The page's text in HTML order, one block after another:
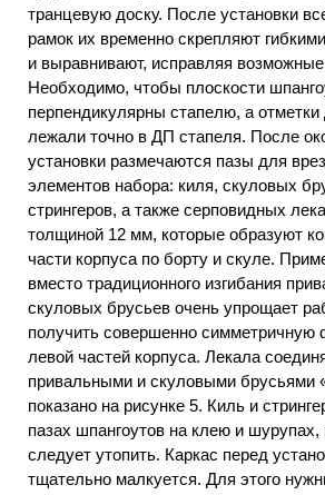
транцевую доску. После установки
рамок их временно скрепляют
и выравнивают, исправляя
Необходимо, чтобы плоскости
перпендикулярны стапелю, а
лежали точно в ДП стапеля. После
установки размечаются пазы для
элементов набора: киля, скуловых
стрингеров, а также серповидных
толщиной 12 мм, которые образуют
части корпуса по борту и скуле.
вместо традиционного изгибания
скуловых брусьев очень упрощает
получить совершенно симметричную
левой частей корпуса. Лекала
привальными и скуловыми брусьями
показано на рисунке 5. Киль и
пазах шпангоутов на клею и шурупах,
следует утопить. Каркас перед
тщательно малкуется. Для этого